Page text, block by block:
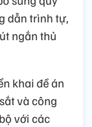
dẫn trình tự,
ngắn thủ
khai đề án
và công
với các